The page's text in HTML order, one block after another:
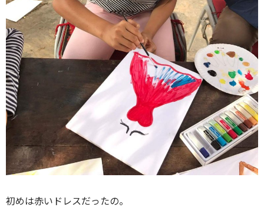
初めは赤いドレスだったの。